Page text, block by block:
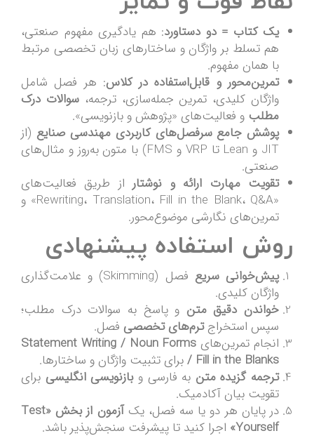
یک کتاب = دو دستاورد: هم یادگیری مفهوم صنعتی،
هم تسلط بر واژگان و ساختارهای زبان تخصصی مرتبط
با همان مفهوم.
تمرین‌محور و قابل‌استفاده در کلاس: هر فصل شامل
واژگان کلیدی، تمرین جمله‌سازی، ترجمه،سوالات درک
مطلب و فعالیت‌های «پژوهش و بازنویسی».
پوشش جامع سرفصل‌های کاربردی مهندسی صنایع (از
JIT و Lean تا VRP و FMS) با متون به‌روز و مثال‌های
صنعتی.
تقویت مهارت ارائه و نوشتاراز طریق فعالیت‌های
«Rewriting، Translation، Fill in the Blank، Q&A» و
تمرین‌های نگارشی موضوع‌محور.
روش استفاده پیشنهادی
پیش‌خوانی سریع
فصل (Skimming) و علامت‌گذاری
واژگان کلیدی.
خواندن دقیق متن و پاسخ به سوالات درک مطلب؛
سپس استخراجترم‌های تخصصی فصل.
انجام تمرین‌های Statement Writing / Noun Forms
/ Fill in the Blanksبرای تثبیت واژگان و ساختارها.
ترجمه گزیده متن به فارسی وبازنویسی انگلیسی برای
تقویت بیان آکادمیک.
در پایان هر دو یا سه فصل، یک
آزمون از بخش «Test
Yourself» اجرا کنید تا پیشرفت سنجش‌پذیر باشد.